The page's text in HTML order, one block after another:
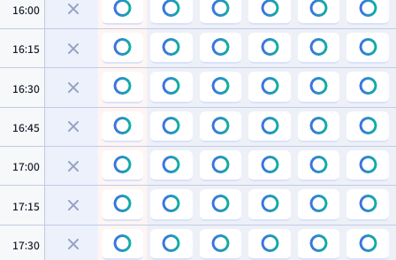
16:00
16:15
16:30
16:45
17:00
17:15
17:30